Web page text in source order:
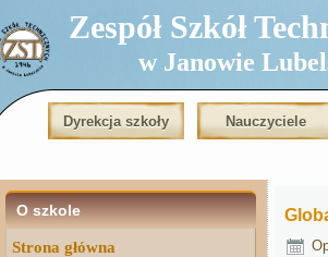
Zespół Szkół
w Janowie
Dyrekcja szkoły Nauczyciele
O szkole
Strona główna